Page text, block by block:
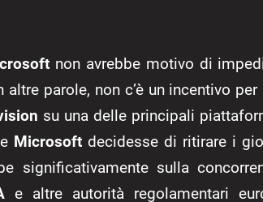
non avrebbe motivo di
altre parole, non c’è un incentivo per
su una delle principali
Microsoftdecidesse di ritirare i
significativamente sulla
e altre autorità regolamentari